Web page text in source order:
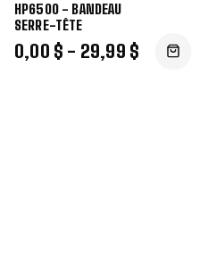
HP6500 - BANDEAU
SERRE-TÊTE
0,00 $ - 29,99 $